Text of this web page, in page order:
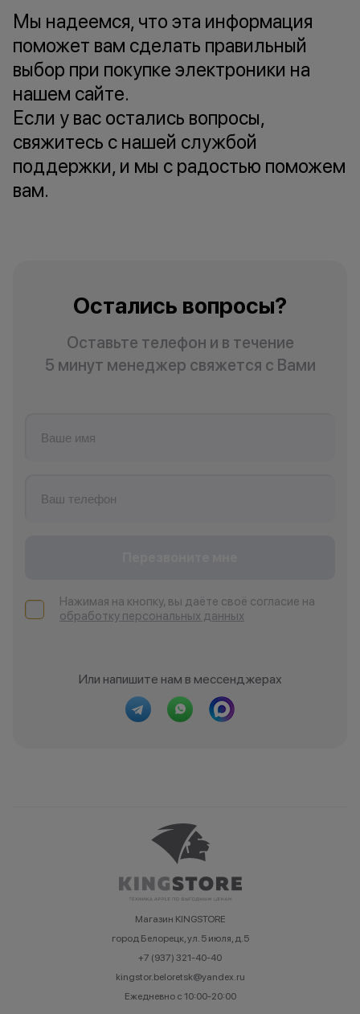
Мы надеемся, что эта информация
поможет вам сделать правильный
выбор при покупке электроники на
нашем сайте.
Если у вас остались вопросы,
свяжитесь с нашей службой
поддержки, и мы с радостью поможем
вам.
Остались вопросы?
Оставьте телефон и в течение
5 минут менеджер свяжется с Вами
Нажимая на кнопку, вы даёте своё согласие на
обработку персональных данных
Или напишите нам в мессенджерах
Магазин KINGSTORE
город Белорецк, ул. 5 июля, д.5
+7 (937) 321-40-40
kingstor.beloretsk@yandex.ru
Ежедневно с 10:00-20:00